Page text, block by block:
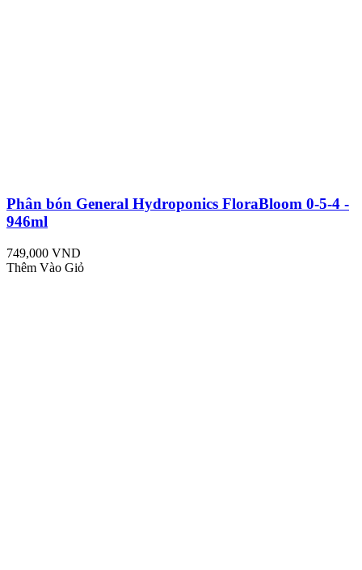
Phân bón General Hydroponics FloraBloom 0-5-4 -
946ml
749,000 VND
Thêm Vào Giỏ